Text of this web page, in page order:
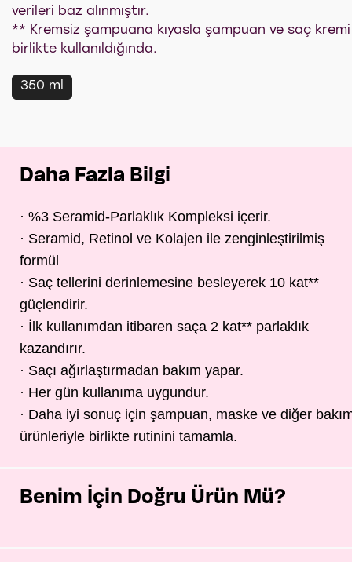
verileri baz alınmıştır.
** Kremsiz şampuana kıyasla şampuan ve saç kremi
birlikte kullanıldığında.
350 ml
Daha Fazla Bilgi
· %3 Seramid-Parlaklık Kompleksi içerir.
· Seramid, Retinol ve Kolajen ile zenginleştirilmiş
formül
· Saç tellerini derinlemesine besleyerek 10 kat**
güçlendirir.
· İlk kullanımdan itibaren saça 2 kat** parlaklık
kazandırır.
· Saçı ağırlaştırmadan bakım yapar.
· Her gün kullanıma uygundur.
· Daha iyi sonuç için şampuan, maske ve diğer
ürünleriyle birlikte rutinini tamamla.
Benim İçin Doğru Ürün Mü?